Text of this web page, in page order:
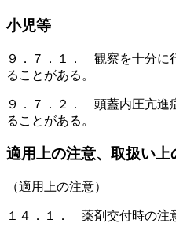
小児等
９．７．１． 観察を十分に
ることがある。
９．７．２． 頭蓋内圧亢進
ることがある。
適用上の注意、取扱い上
（適用上の注意）
１４．１． 薬剤交付時の注